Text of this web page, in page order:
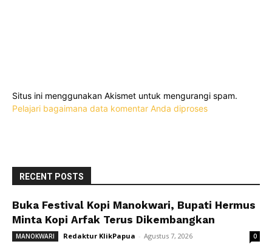
Situs ini menggunakan Akismet untuk mengurangi spam.
Pelajari bagaimana data komentar Anda diproses
RECENT POSTS
Buka Festival Kopi Manokwari, Bupati Hermus
Minta Kopi Arfak Terus Dikembangkan
MANOKWARI Redaktur KlikPapua - Agustus 7, 2026 0